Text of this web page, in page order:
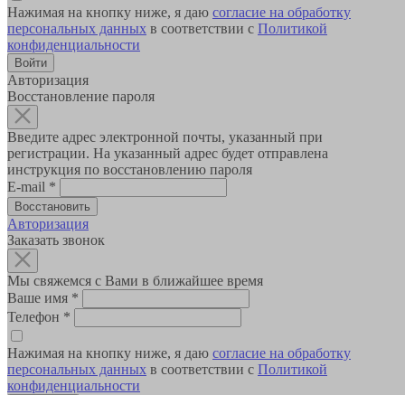
Нажимая на кнопку ниже, я даю согласие на обработку
персональных данных в соответствии с Политикой
конфиденциальности
Авторизация
Восстановление пароля
Введите адрес электронной почты, указанный при
регистрации. На указанный адрес будет отправлена
инструкция по восстановлению пароля
E-mail *
Авторизация
Заказать звонок
Мы свяжемся с Вами в ближайшее время
Ваше имя *
Телефон *
Нажимая на кнопку ниже, я даю согласие на обработку
персональных данных в соответствии с Политикой
конфиденциальности